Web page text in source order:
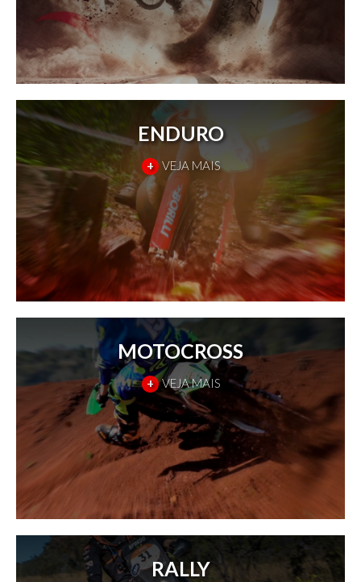
ENDURO
+ VEJA MAIS
MOTOCROSS
+ VEJA MAIS
RALLY